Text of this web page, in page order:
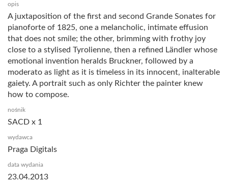
opis
A juxtaposition of the first and second Grande Sonates for
pianoforte of 1825, one a melancholic, intimate effusion
that does not smile; the other, brimming with frothy joy
close to a stylised Tyrolienne, then a refined Ländler whose
emotional invention heralds Bruckner, followed by a
moderato as light as it is timeless in its innocent, inalterable
gaiety. A portrait such as only Richter the painter knew
how to compose.
nośnik
SACD x 1
wydawca
Praga Digitals
data wydania
23.04.2013